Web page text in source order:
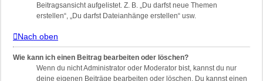
Beitragsansicht aufgelistet. Z. B. „Du darfst neue Themen
erstellen“, „Du darfst Dateianhänge erstellen“ usw.
Nach oben
Wie kann ich einen Beitrag bearbeiten oder löschen?
Wenn du nicht Administrator oder Moderator bist, kannst du nur
deine eigenen Beiträge bearbeiten oder löschen. Du kannst einen